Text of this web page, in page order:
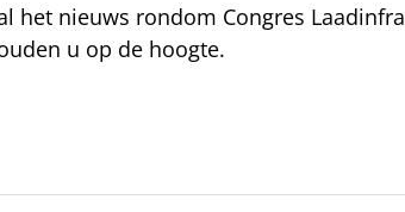
het nieuws rondom Congres Laadinfra
u op de hoogte.